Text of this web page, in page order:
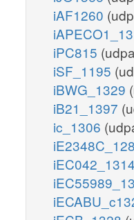
iAF1260
iPC815
iSF_1195
iBWG_1329
iB21_1397
ic_1306
iEC042_1314